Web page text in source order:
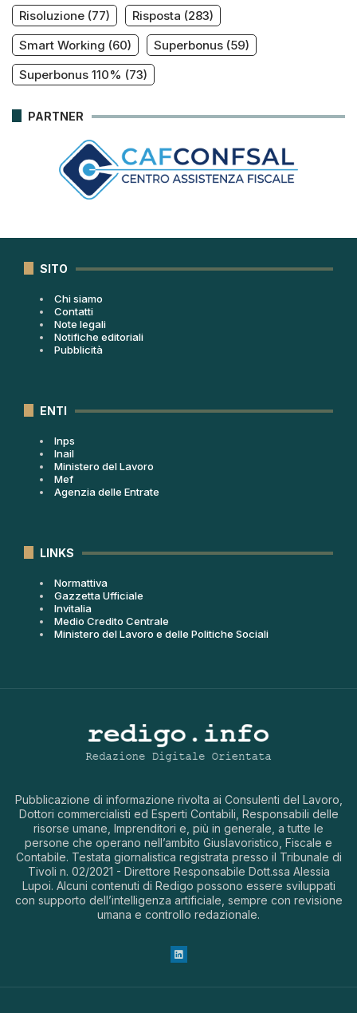
Risoluzione (77) Risposta (283)
Smart Working (60) Superbonus (59)
Superbonus 110% (73)
PARTNER
SITO
Chi siamo
Contatti
Note legali
Notifiche editoriali
Pubblicità
ENTI
Inps
Inail
Ministero del Lavoro
Mef
Agenzia delle Entrate
LINKS
Normattiva
Gazzetta Ufficiale
Invitalia
Medio Credito Centrale
Ministero del Lavoro e delle Politiche Sociali
Pubblicazione di informazione rivolta ai Consulenti del Lavoro,
Dottori commercialisti ed Esperti Contabili, Responsabili delle
risorse umane, Imprenditori e, più in generale, a tutte le
persone che operano nell’ambito Giuslavoristico, Fiscale e
Contabile. Testata giornalistica registrata presso il Tribunale di
Tivoli n. 02/2021 - Direttore Responsabile Dott.ssa Alessia
Lupoi. Alcuni contenuti di Redigo possono essere sviluppati
con supporto dell’intelligenza artificiale, sempre con revisione
umana e controllo redazionale.